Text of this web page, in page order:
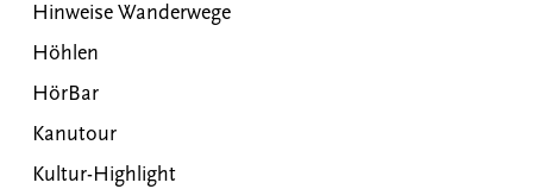
Hinweise Wanderwege
Höhlen
HörBar
Kanutour
Kultur-Highlight